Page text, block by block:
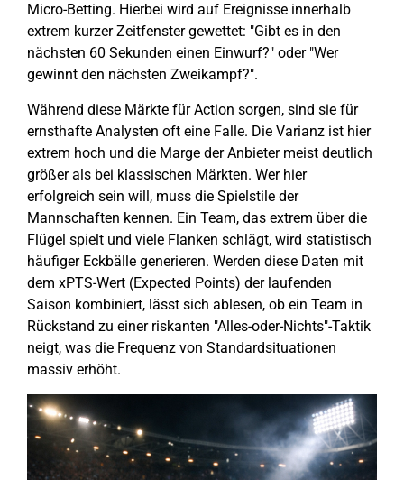
Micro-Betting. Hierbei wird auf Ereignisse innerhalb
extrem kurzer Zeitfenster gewettet: "Gibt es in den
nächsten 60 Sekunden einen Einwurf?" oder "Wer
gewinnt den nächsten Zweikampf?".
Während diese Märkte für Action sorgen, sind sie für
ernsthafte Analysten oft eine Falle. Die Varianz ist hier
extrem hoch und die Marge der Anbieter meist deutlich
größer als bei klassischen Märkten. Wer hier
erfolgreich sein will, muss die Spielstile der
Mannschaften kennen. Ein Team, das extrem über die
Flügel spielt und viele Flanken schlägt, wird statistisch
häufiger Eckbälle generieren. Werden diese Daten mit
dem xPTS-Wert (Expected Points) der laufenden
Saison kombiniert, lässt sich ablesen, ob ein Team in
Rückstand zu einer riskanten "Alles-oder-Nichts"-Taktik
neigt, was die Frequenz von Standardsituationen
massiv erhöht.